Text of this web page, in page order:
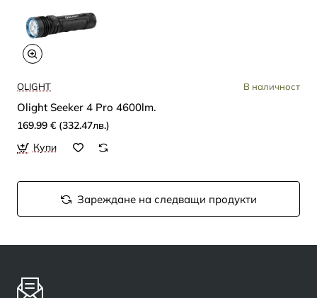
OLIGHT В наличност
Olight Seeker 4 Pro 4600lm.
169.99 € (332.47лв.)
Купи
Зареждане на следващи продукти